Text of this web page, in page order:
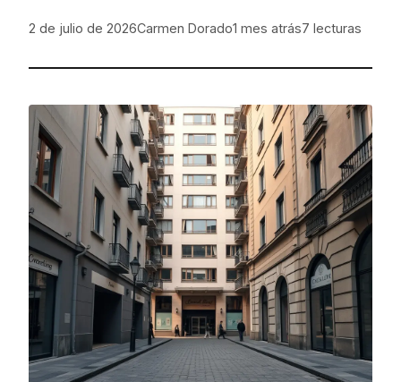
2 de julio de 2026Carmen Dorado1 mes atrás7 lecturas